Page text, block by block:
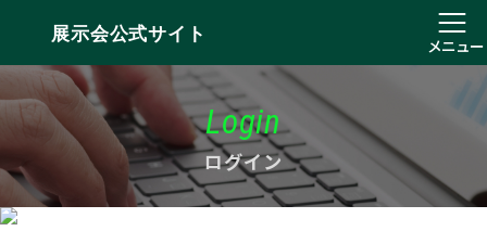
展示会公式サイト
メニュー
Login
ログイン